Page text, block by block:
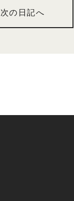
次の日記へ